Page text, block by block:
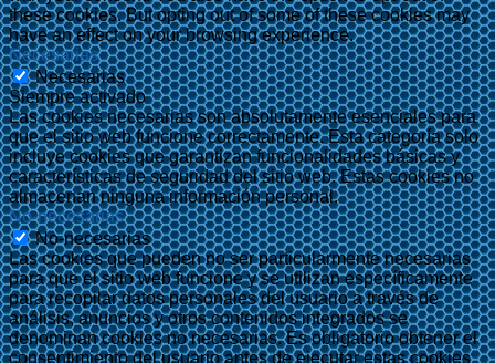
these cookies. But opting out of some of these cookies may
have an effect on your browsing experience.
Necesarias
Necesarias
Siempre activado
Las cookies necesarias son absolutamente esenciales para
que el sitio web funcione correctamente. Esta categoría solo
incluye cookies que garantizan funcionalidades básicas y
características de seguridad del sitio web. Estas cookies no
almacenan ninguna información personal.
No-necesarias
No-necesarias
Las cookies que pueden no ser particularmente necesarias
para que el sitio web funcione y se utilizan específicamente
para recopilar datos personales del usuario a través de
análisis, anuncios y otros contenidos integrados se
denominan cookies no necesarias. Es obligatorio obtener el
consentimiento del usuario antes de ejecutar estas cookies